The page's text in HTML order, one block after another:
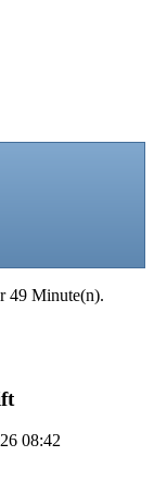
49 Minute(n).
08:42